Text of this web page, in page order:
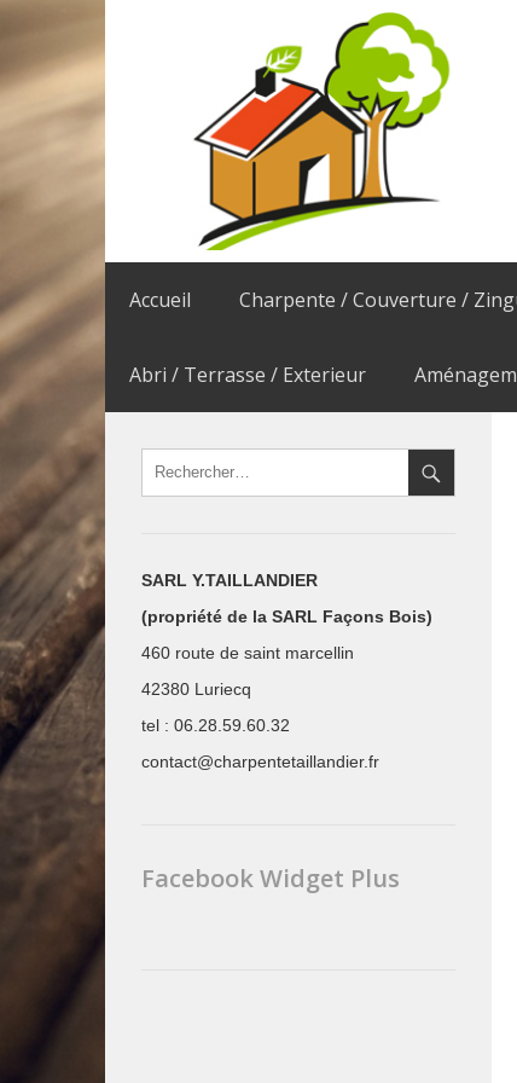
Accueil Charpente / Couverture /
Abri / Terrasse / Exterieur
SARL Y.TAILLANDIER
(propriété de la SARL Façons Bois)
460 route de saint marcellin
42380 Luriecq
tel : 06.28.59.60.32
contact@charpentetaillandier.fr
Facebook Widget Plus